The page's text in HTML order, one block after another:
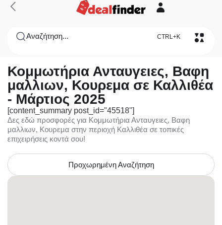
Αναζήτηση... CTRL+K
Κομμωτήρια Ανταυγειες, Βαφη
μαλλιων, Κουρεμα σε Καλλιθέα
- Μάρτιος 2025
[content_summary post_id="45518"]
Δες εδώ προσφορές για Κομμωτήρια Ανταυγειες, Βαφη
μαλλιων, Κουρεμα στην περιοχή Καλλιθέα σε τοπικές
επιχειρήσεις κοντά σου!
Προχωρημένη Αναζήτηση